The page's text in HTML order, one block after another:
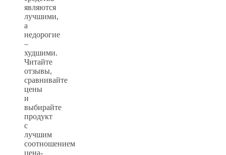
являются
лучшими,
а
недорогие
–
худшими.
Читайте
отзывы,
сравнивайте
цены
и
выбирайте
продукт
с
лучшим
соотношением
цена-